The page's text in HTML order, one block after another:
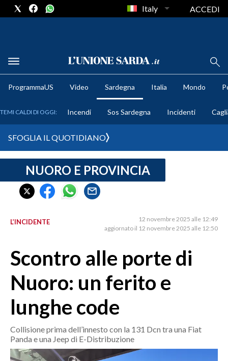
METEO
CRONACA SARDEGNA
CAGLIARI
SULCIS IGLESIENTE
SASSARI E PROVINCIA
GALLURA
OGLIASTRA
CRONACA
Italy ACCEDI
ProgrammaUS Video Sardegna Italia Mondo
TEMI CALDI DI OGGI: Incendi Sos Sardegna Incidenti
SFOGLIA IL QUOTIDIANO
NUORO E PROVINCIA
L’INCIDENTE
12 novembre 2025 alle 12:49
aggiornato il 12 novembre 2025 alle 12:50
Scontro alle porte di
Nuoro: un ferito e
lunghe code
Collisione prima dell’innesto con la 131 Dcn tra una Fiat
Panda e una Jeep di E-Distribuzione